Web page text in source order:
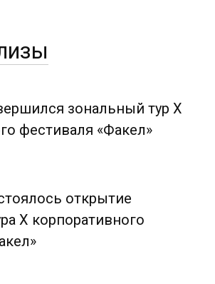
зональный тур X
фестиваля «Факел»
открытие
X корпоративного